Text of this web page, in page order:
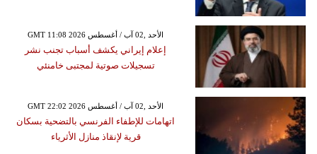
GMT 11:08 2026 الأحد ,02 آب / أغسطس
إعلام إيراني يكشف أسباب تجنب نشر
تسجيلات صوتية لمجتبى خامنئي
GMT 22:02 2026 الأحد ,02 آب / أغسطس
اتهامات للإطفاء الفرنسي بالتضحية بسكان
قرية لإنقاذ منازل الأثرياء